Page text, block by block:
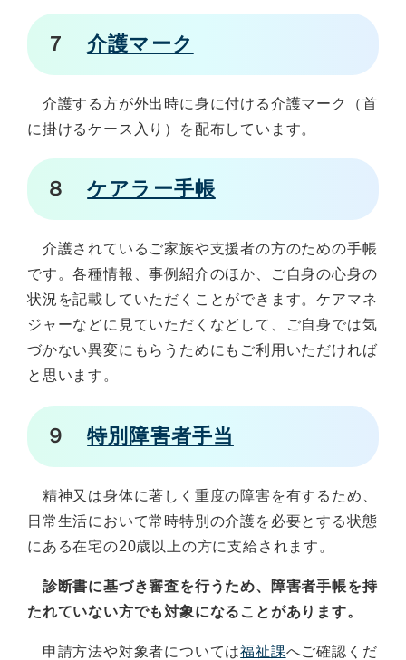
７介護マーク
介護する方が外出時に身に付ける介護マーク（首
に掛けるケース入り）を配布しています。
８ケアラー手帳
介護されているご家族や支援者の方のための手帳
です。各種情報、事例紹介のほか、ご自身の心身の
状況を記載していただくことができます。ケアマネ
ジャーなどに見ていただくなどして、ご自身では気
づかない異変にもらうためにもご利用いただければ
と思います。
９特別障害者手当
精神又は身体に著しく重度の障害を有するため、
日常生活において常時特別の介護を必要とする状態
にある在宅の20歳以上の方に支給されます。
診断書に基づき審査を行うため、障害者手帳を持
たれていない方でも対象になることがあります。
申請方法や対象者については福祉課へご確認くだ